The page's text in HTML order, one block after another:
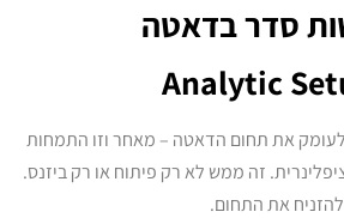
סדר בדאטה
Analytic
לעומק את תחום הדאטה – מאחר וזו התמחות
זה ממש לא רק פיתוח או רק ביזנס.
את התחום.